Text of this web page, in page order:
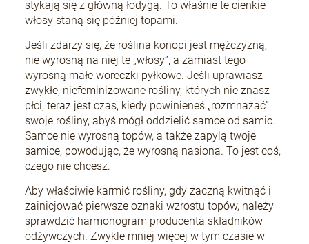
stykają się z główną łodygą. To właśnie te cienkie
włosy staną się później topami.
Jeśli zdarzy się, że roślina konopi jest mężczyzną,
nie wyrosną na niej te „włosy”, a zamiast tego
wyrosną małe woreczki pyłkowe. Jeśli uprawiasz
zwykłe, niefeminizowane rośliny, których nie znasz
płci, teraz jest czas, kiedy powinieneś „rozmnażać”
swoje rośliny, abyś mógł oddzielić samce od samic.
Samce nie wyrosną topów, a także zapylą twoje
samice, powodując, że wyrosną nasiona. To jest coś,
czego nie chcesz.
Aby właściwie karmić rośliny, gdy zaczną kwitnąć i
zainicjować pierwsze oznaki wzrostu topów, należy
sprawdzić harmonogram producenta składników
odżywczych. Zwykle mniej więcej w tym czasie w